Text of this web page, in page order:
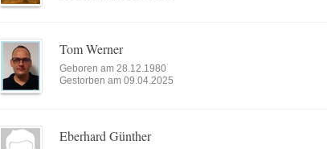
Tom Werner
Geboren am 28.12.1980
Gestorben am 09.04.2025
Eberhard Günther